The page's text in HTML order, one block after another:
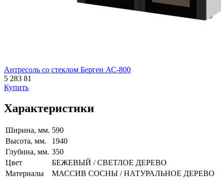
Антресоль со стеклом Берген АС-800
5 283 81
Купить
Характеристики
Ширина, мм. 590
Высота, мм.
1940
Глубина, мм. 350
Цвет
БЕЖЕВЫЙ / СВЕТЛОЕ ДЕРЕВО
Материалы
МАССИВ СОСНЫ / НАТУРАЛЬНОЕ ДЕРЕВО